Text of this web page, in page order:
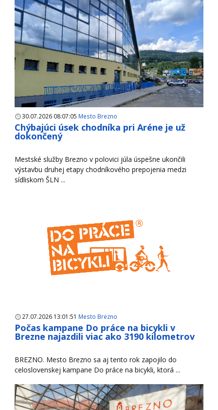
30.07.2026 08:07:05 Mesto Brezno
Chýbajúci úsek chodníka pri Aréne je už
dokončený
Mestské služby Brezno v polovici júla úspešne ukončili
výstavbu druhej etapy chodníkového prepojenia medzi
sídliskom ŠLN ...
27.07.2026 13:01:51 Mesto Brezno
Počas kampane Do práce na bicykli v
Brezne najazdili viac ako 3190 kilometrov
BREZNO. Mesto Brezno sa aj tento rok zapojilo do
celoslovenskej kampane Do práce na bicykli, ktorá ...